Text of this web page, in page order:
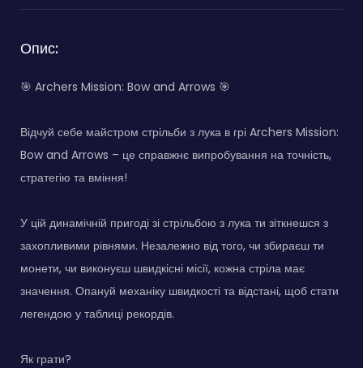
Опис:
🎯 Archers Mission: Bow and Arrows 🎯
Відчуй себе майстром стрільби з лука в грі Archers Mission:
Bow and Arrows – це справжнє випробування на точність,
стратегію та вміння!
У цій динамічній пригоді зі стрільбою з лука ти зіткнешся з
захопливими рівнями. Незалежно від того, чи збираєш ти
монети, чи виконуєш швидкісні місії, кожна стріла має
значення. Опануй механіку швидкості та відстані, щоб стати
легендою у таблиці рекордів.
Як грати?